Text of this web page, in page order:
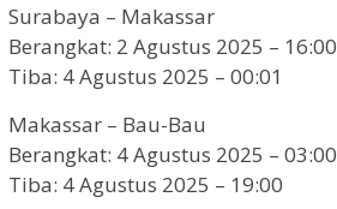
Surabaya – Makassar
Berangkat: 2 Agustus 2025 – 16:00
Tiba: 4 Agustus 2025 – 00:01
Makassar – Bau-Bau
Berangkat: 4 Agustus 2025 – 03:00
Tiba: 4 Agustus 2025 – 19:00